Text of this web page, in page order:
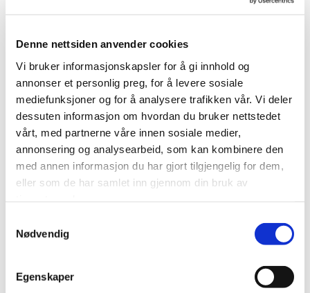
Denne nettsiden anvender cookies
Vi bruker informasjonskapsler for å gi innhold og
annonser et personlig preg, for å levere sosiale
mediefunksjoner og for å analysere trafikken vår. Vi deler
dessuten informasjon om hvordan du bruker nettstedet
vårt, med partnerne våre innen sosiale medier,
annonsering og analysearbeid, som kan kombinere den
med annen informasjon du har gjort tilgjengelig for dem,
eller som de har samlet inn gjennom din bruk av
Nødvendig
Egenskaper
E-post:msa@fnat.no